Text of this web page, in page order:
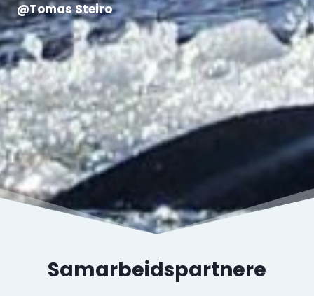
@Tomas Steiro
Samarbeidspartnere